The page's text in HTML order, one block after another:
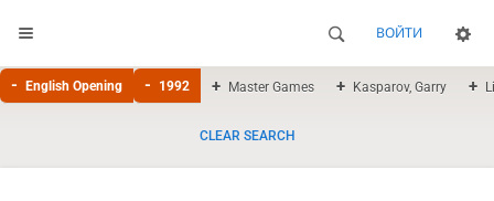
ВОЙТИ
English Opening 1992 Master Games Kasparov, Garry
CLEAR SEARCH